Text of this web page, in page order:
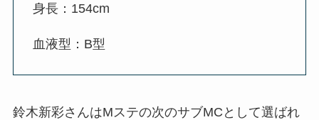
身長：154cm
血液型：B型
鈴木新彩さんはMステの次のサブMCとして選ばれ